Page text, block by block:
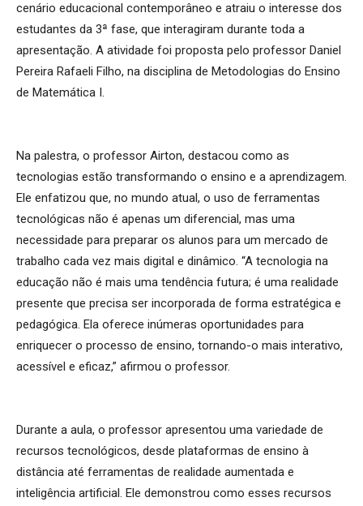
cenário educacional contemporâneo e atraiu o interesse dos
estudantes da 3ª fase, que interagiram durante toda a
apresentação. A atividade foi proposta pelo professor Daniel
Pereira Rafaeli Filho, na disciplina de Metodologias do Ensino
de Matemática I.
Na palestra, o professor Airton, destacou como as
tecnologias estão transformando o ensino e a aprendizagem.
Ele enfatizou que, no mundo atual, o uso de ferramentas
tecnológicas não é apenas um diferencial, mas uma
necessidade para preparar os alunos para um mercado de
trabalho cada vez mais digital e dinâmico. “A tecnologia na
educação não é mais uma tendência futura; é uma realidade
presente que precisa ser incorporada de forma estratégica e
pedagógica. Ela oferece inúmeras oportunidades para
enriquecer o processo de ensino, tornando-o mais interativo,
acessível e eficaz,” afirmou o professor.
Durante a aula, o professor apresentou uma variedade de
recursos tecnológicos, desde plataformas de ensino à
distância até ferramentas de realidade aumentada e
inteligência artificial. Ele demonstrou como esses recursos